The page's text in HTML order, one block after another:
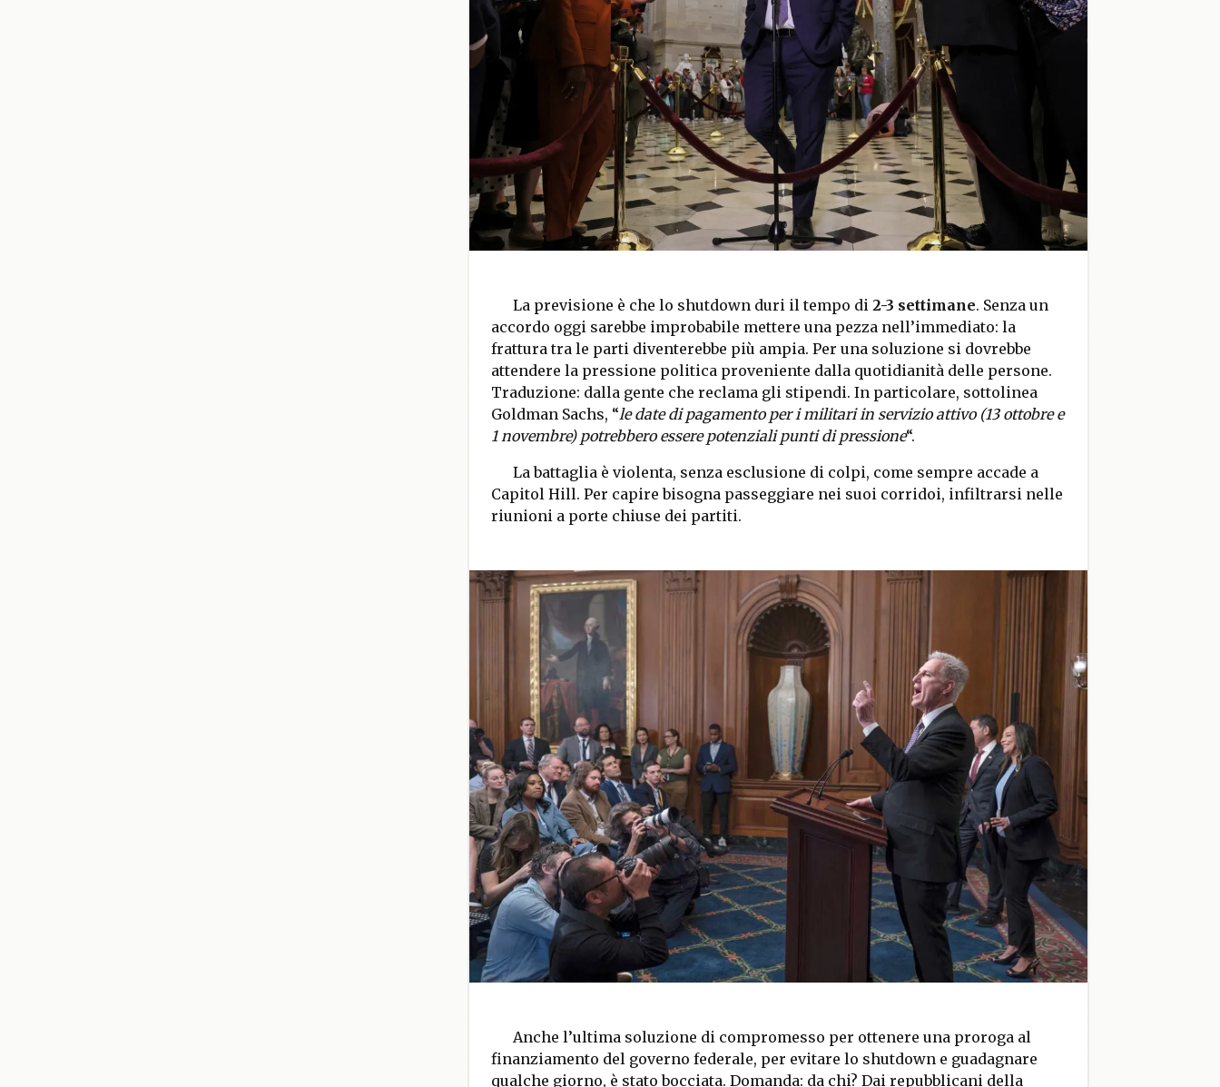
La previsione è che lo shutdown duri il tempo di 2-3 settimane. Senza un
accordo oggi sarebbe improbabile mettere una pezza nell’immediato: la
frattura tra le parti diventerebbe più ampia. Per una soluzione si dovrebbe
attendere la pressione politica proveniente dalla quotidianità delle persone.
Traduzione: dalla gente che reclama gli stipendi. In particolare, sottolinea
Goldman Sachs, “le date di pagamento per i militari in servizio attivo (13 ottobre e
1 novembre) potrebbero essere potenziali punti di pressione“.
La battaglia è violenta, senza esclusione di colpi, come sempre accade a
Capitol Hill. Per capire bisogna passeggiare nei suoi corridoi, infiltrarsi nelle
riunioni a porte chiuse dei partiti.
Anche l’ultima soluzione di compromesso per ottenere una proroga al
finanziamento del governo federale, per evitare lo shutdown e guadagnare
qualche giorno, è stato bocciata. Domanda: da chi? Dai repubblicani della